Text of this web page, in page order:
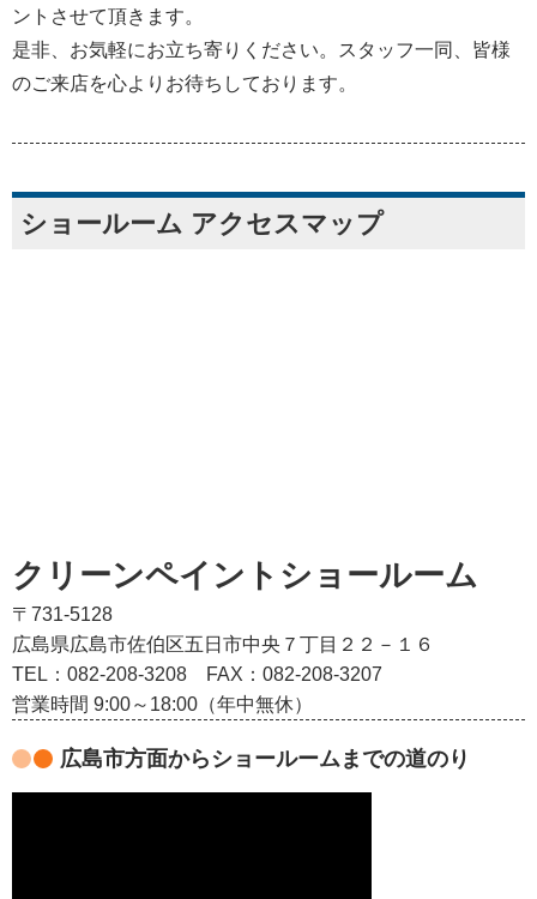
ントさせて頂きます。
是非、お気軽にお立ち寄りください。スタッフ一同、皆様
のご来店を心よりお待ちしております。
ショールーム アクセスマップ
クリーンペイントショールーム
〒731-5128
広島県広島市佐伯区五日市中央７丁目２２－１６
TEL：082‐208‐3208
FAX：082-208-3207
営業時間 9:00～18:00（年中無休）
広島市方面からショールームまでの道のり